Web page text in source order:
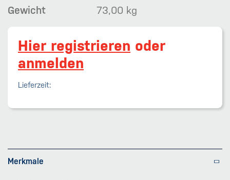
Gewicht
73,00 kg
Hier registrieren oder
anmelden
Lieferzeit:
Merkmale